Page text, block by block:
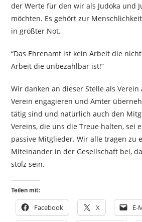
der Werte für den wir als Judoka und
möchten. Es gehört zur
in größter Not.
“Das Ehrenamt ist kein Arbeit die
Arbeit die unbezahlbar ist!”
Wir danken an dieser Stelle als
Verein engagieren und Ämter
tätig sind und natürlich auch den
Vereins, die uns die Treue halten, sei
passive Mitglieder. Wir alle tragen zu
Miteinander in der Gesellschaft bei,
stolz sein.
Teilen mit:
Facebook X E-